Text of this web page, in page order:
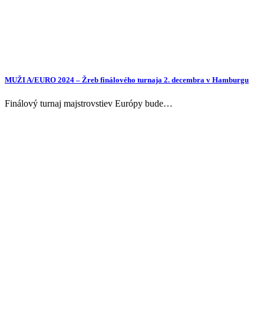
MUŽI A/EURO 2024 – Žreb finálového turnaja 2. decembra v Hamburgu
Finálový turnaj majstrovstiev Európy bude…